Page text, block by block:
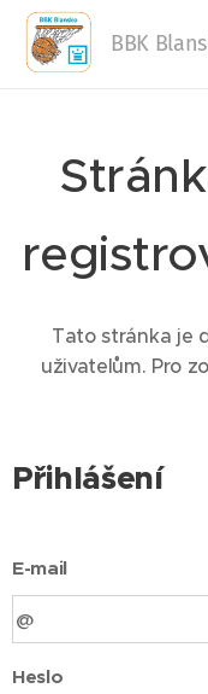
BBK
Tato stránka je
uživatelům. Pro
Přihlášení
E-mail
Heslo